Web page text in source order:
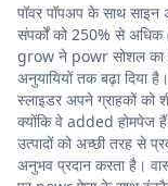
पॉवर पॉपअप के साथ
संपर्कों को 250% से
grow ने powr सोशल का
अनुयायियों तक बढ़ा
स्लाइडर अपने ग्राहकों को
क्योंकि वे added होमपेज
उत्पादों को अच्छी तरह से
अनुभव प्रदान करता है।